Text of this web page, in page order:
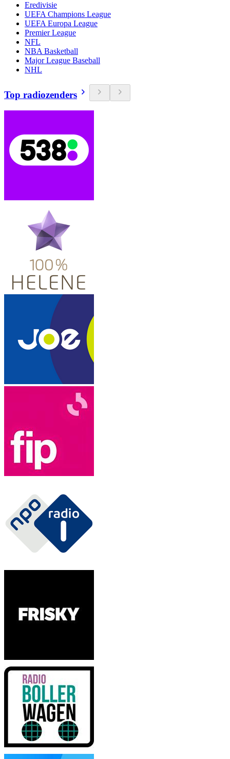
Eredivisie
UEFA Champions League
UEFA Europa League
Premier League
NFL
NBA Basketball
Major League Baseball
NHL
Top radiozenders